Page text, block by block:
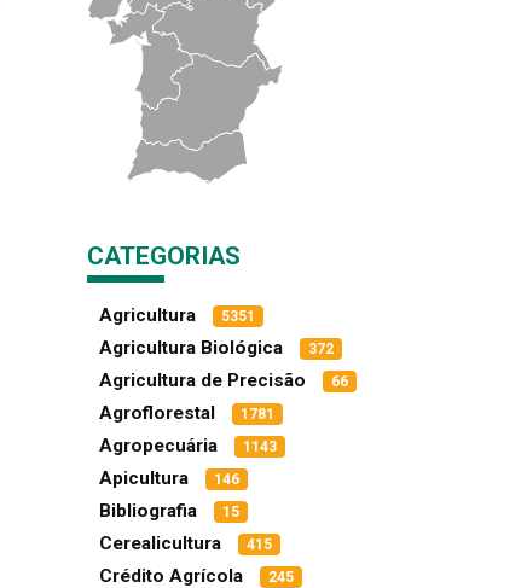
CATEGORIAS
Agricultura 5351
Agricultura Biológica 372
Agricultura de Precisão 66
Agroflorestal 1781
Agropecuária 1143
Apicultura 146
Bibliografia 15
Cerealicultura 415
Crédito Agrícola 245